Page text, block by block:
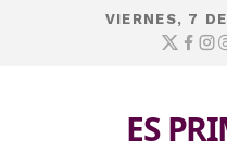
VIERNES, 7
ES